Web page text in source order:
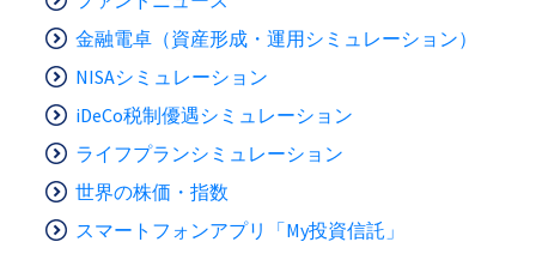
金融電卓（資産形成・運用シミュレーション）
NISAシミュレーション
iDeCo税制優遇シミュレーション
ライフプランシミュレーション
世界の株価・指数
スマートフォンアプリ「My投資信託」